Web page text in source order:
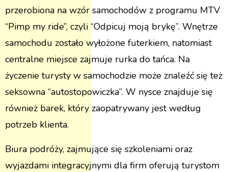
przerobiona na wzór samochodów z programu MTV
“Pimp my ride”, czyli “Odpicuj moją brykę”. Wnętrze
samochodu zostało wyłożone futerkiem, natomiast
centralne miejsce zajmuje rurka do tańca. Na
życzenie turysty w samochodzie może znaleźć się też
seksowna “autostopowiczka”. W nysce znajduje się
również barek, który zaopatrywany jest według
potrzeb klienta.
Biura podróży, zajmujące się szkoleniami oraz
wyjazdami integracyjnymi dla firm oferują turystom